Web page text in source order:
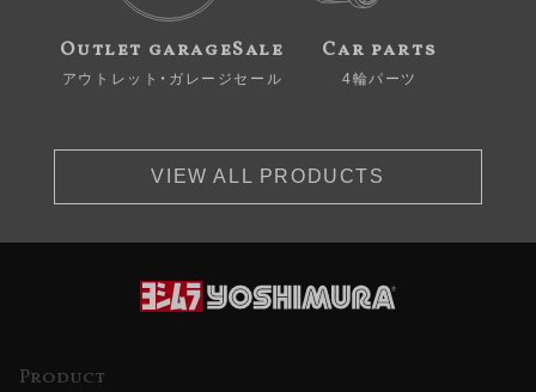
Outlet garageSale
アウトレット・ガレージセール
Car parts
4輪パーツ
VIEW ALL PRODUCTS
Product